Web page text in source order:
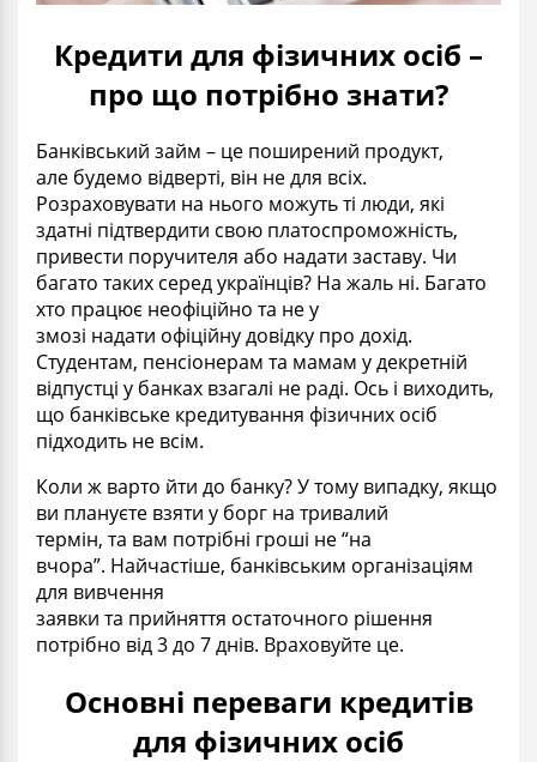
Кредити для фізичних осіб –
про що потрібно знати?
Банківський займ – це поширений продукт,
але будемо відверті, він не для всіх.
Розраховувати на нього можуть ті люди, які
здатні підтвердити свою платоспроможність,
привести поручителя або надати заставу. Чи
багато таких серед українців? На жаль ні. Багато
хто працює неофіційно та неу
змозі надати офіційну довідку про дохід.
Студентам, пенсіонерам та мамам удекретній
відпустці у банках взагалі не раді. Ось і виходить,
що банківське кредитування фізичних осіб
підходить не всім.
Коли ж варто йти до банку? У тому випадку, якщо
ви плануєте взяти у борг на тривалий
термін, та вам потрібні гроші не “на
вчора”. Найчастіше, банківським організаціям
для вивчення
заявки та прийняття остаточного рішення
потрібно від 3 до 7 днів. Враховуйте це.
Основні переваги кредитів
для фізичних осіб